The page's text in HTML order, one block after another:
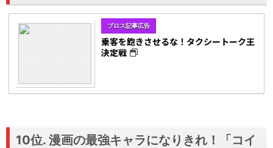
ブロス記事広告
乗客を飽きさせるな！タクシートーク王
決定戦
10位. 漫画の最強キャラになりきれ！「コイ